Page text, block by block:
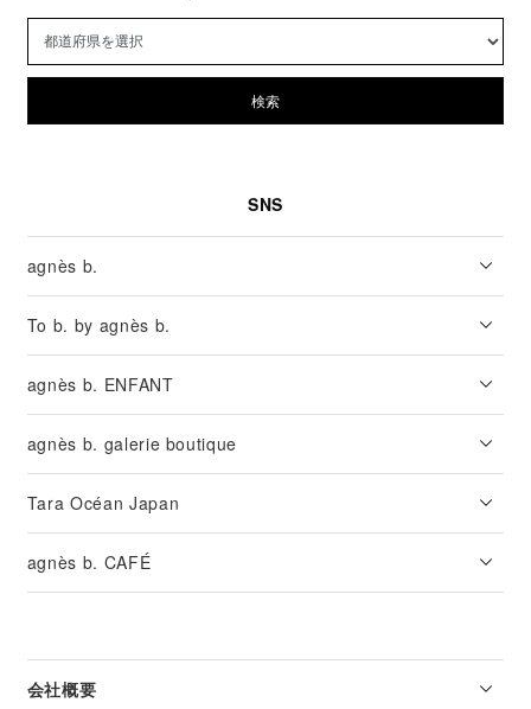
検索
SNS
agnès b.
To b. by agnès b.
agnès b. ENFANT
agnès b. galerie boutique
Tara Océan Japan
agnès b. CAFÉ
会社概要